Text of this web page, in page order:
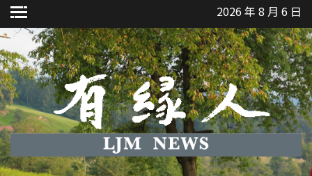
Skip
to
content
2026 年 8 月 6 日